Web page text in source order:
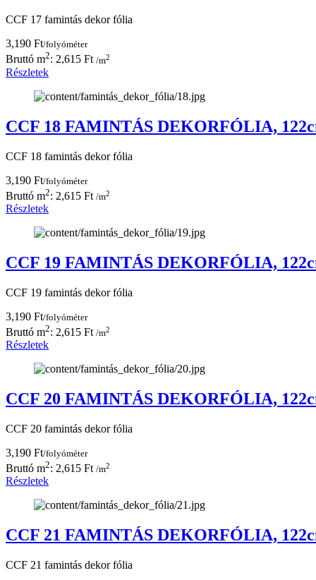
CCF 17 famintás dekor fólia
3,190 Ft/folyóméter
Bruttó m2: 2,615 Ft /m2
Részletek
CCF 18 FAMINTÁS DEKORFÓLIA,
CCF 18 famintás dekor fólia
3,190 Ft/folyóméter
Bruttó m2: 2,615 Ft /m2
Részletek
CCF 19 FAMINTÁS DEKORFÓLIA,
CCF 19 famintás dekor fólia
3,190 Ft/folyóméter
Bruttó m2: 2,615 Ft /m2
Részletek
CCF 20 FAMINTÁS DEKORFÓLIA,
CCF 20 famintás dekor fólia
3,190 Ft/folyóméter
Bruttó m2: 2,615 Ft /m2
Részletek
CCF 21 FAMINTÁS DEKORFÓLIA,
CCF 21 famintás dekor fólia